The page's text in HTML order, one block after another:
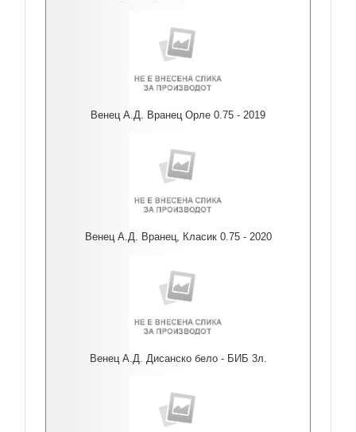
Венец А.Д. Вранец Орле 0.75 - 2019
Венец А.Д. Вранец, Класик 0.75 - 2020
Венец А.Д. Дисанско бело - БИБ 3л.